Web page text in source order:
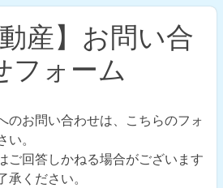
動産】お問い合
フォーム
のお問い合わせは、こちらのフォ
。
ご回答しかねる場合がございます
ください。